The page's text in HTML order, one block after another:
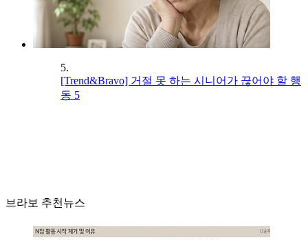
5.
[Trend&Bravo] 거절 못 하는 시니어가 끊어야 할 행
동 5
브라보 추천뉴스